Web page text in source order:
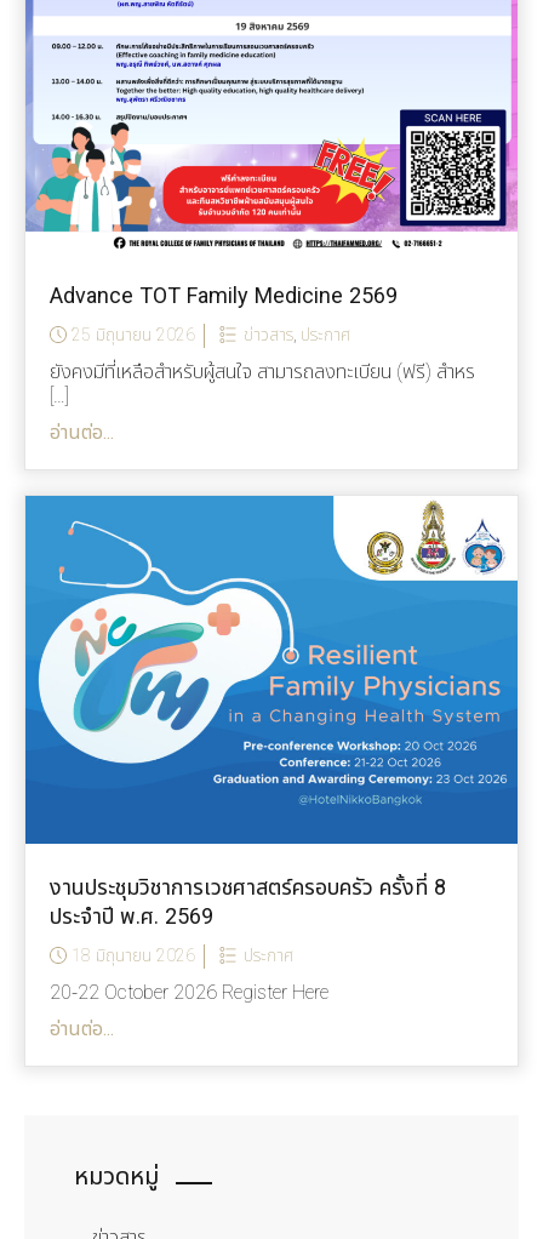
หมวดหมู่
Advance TOT Family Medicine 2569
25 มิถุนายน 2026 ข่าวสาร, ประกาศ
ยังคงมีที่เหลือสำหรับผู้สนใจ สามารถลงทะเบียน (ฟรี) สำหร
[…]
อ่านต่อ...
งานประชุมวิชาการเวชศาสตร์ครอบครัว ครั้งที่ 8
ประจำปี พ.ศ. 2569
18 มิถุนายน 2026 ประกาศ
20-22 October 2026 Register Here
อ่านต่อ...